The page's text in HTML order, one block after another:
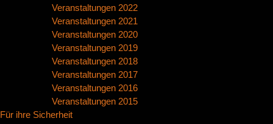
Veranstaltungen 2022
Veranstaltungen 2021
Veranstaltungen 2020
Veranstaltungen 2019
Veranstaltungen 2018
Veranstaltungen 2017
Veranstaltungen 2016
Veranstaltungen 2015
Für ihre Sicherheit